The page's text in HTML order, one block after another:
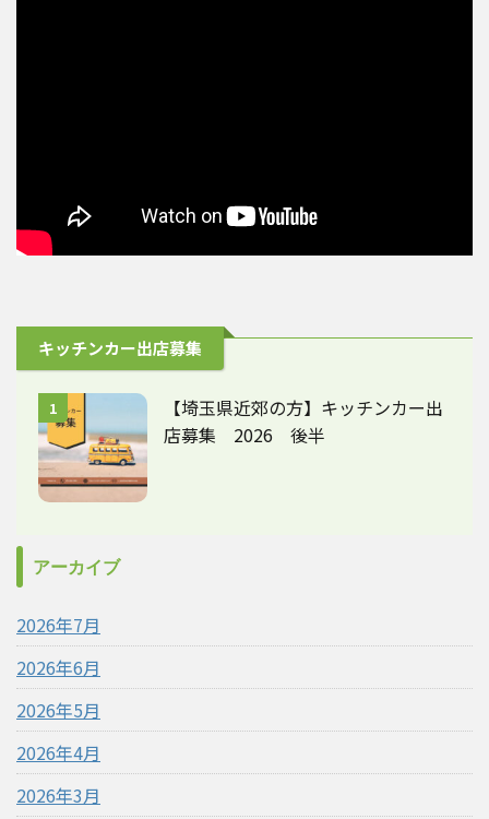
キッチンカー出店募集
1
【埼玉県近郊の方】キッチンカー出
店募集 2026 後半
アーカイブ
2026年7月
2026年6月
2026年5月
2026年4月
2026年3月